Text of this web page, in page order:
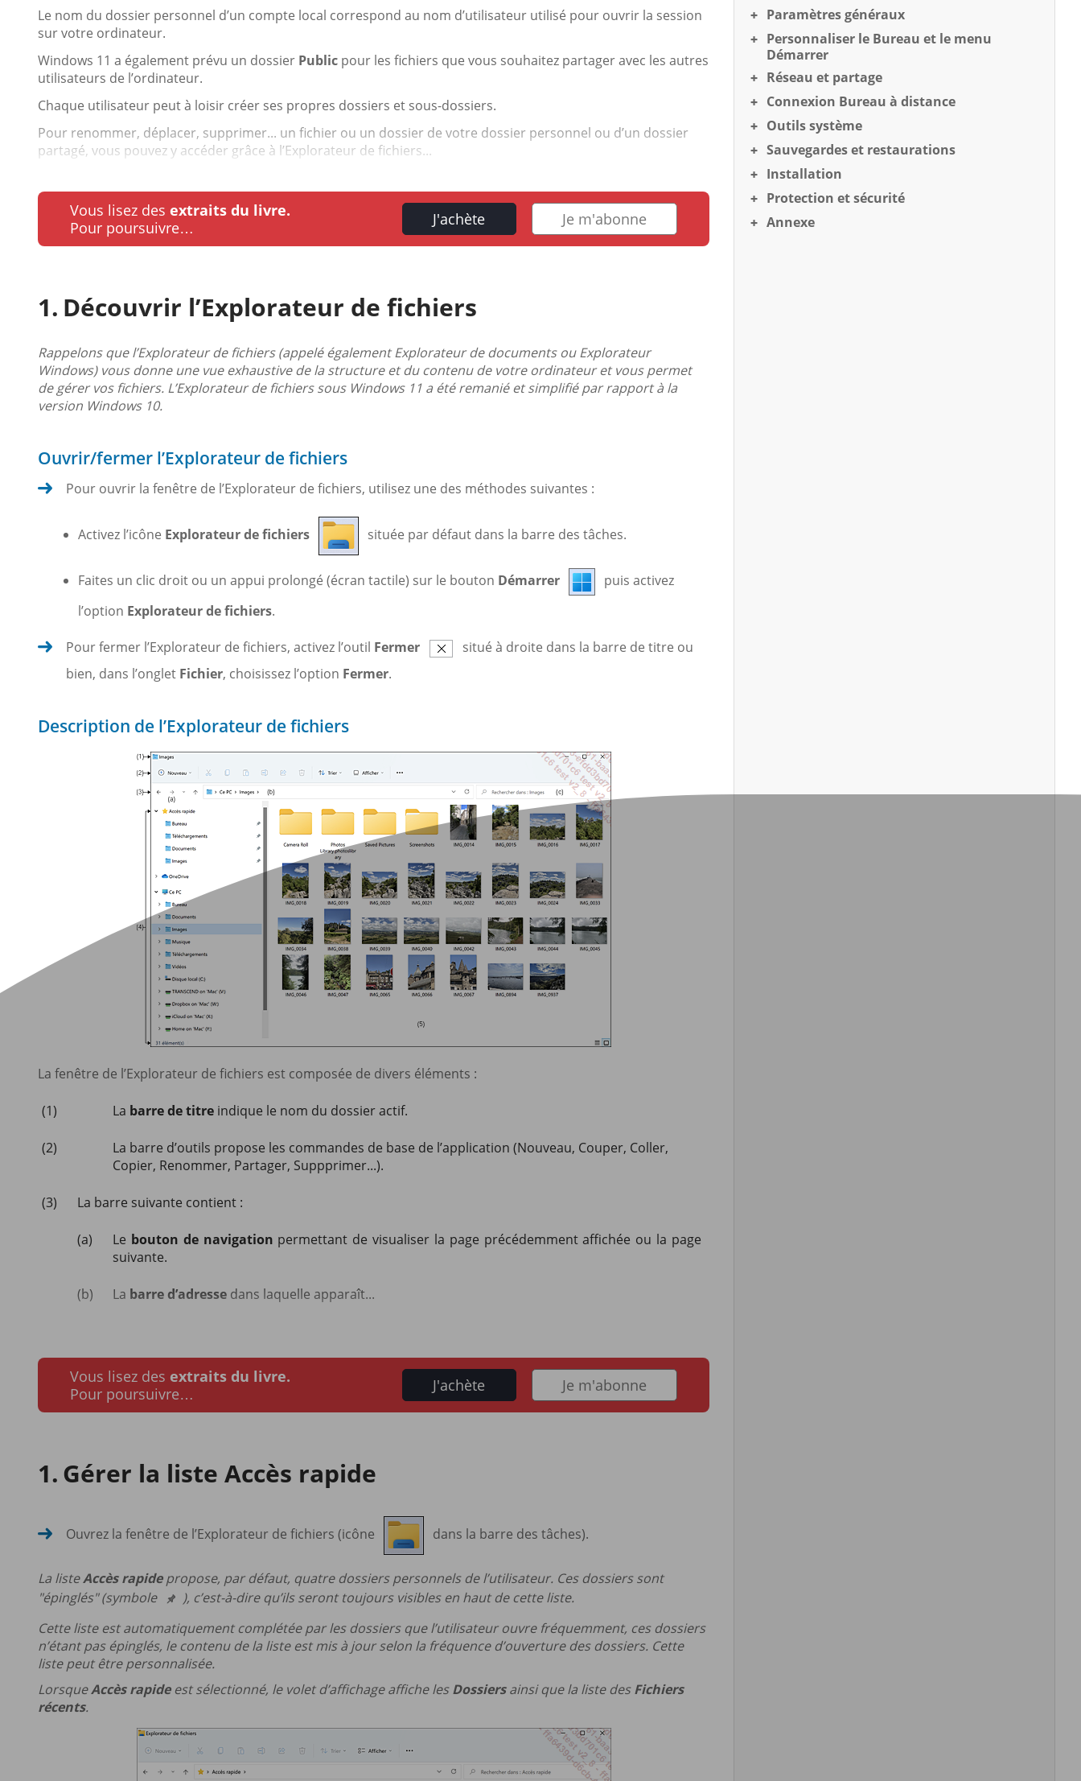
Le nom du dossier personnel d’un compte local correspond au nom d’utilisateur utilisé pour ouvrir la session
sur votre ordinateur.
Windows 11 a également prévu un dossier Public pour les fichiers que vous souhaitez partager avec les autres
utilisateurs de l’ordinateur.
Chaque utilisateur peut à loisir créer ses propres dossiers et sous-dossiers.
Pour renommer, déplacer, supprimer... un fichier ou un dossier de votre dossier personnel ou d’un dossier
partagé, vous pouvez y accéder grâce à l’Explorateur de fichiers...
Vous lisez des extraits du livre.
Pour poursuivre…
J'achète Je m'abonne
Découvrir l’Explorateur de fichiers
Rappelons que l’Explorateur de fichiers (appelé également Explorateur de documents ou Explorateur
Windows) vous donne une vue exhaustive de la structure et du contenu de votre ordinateur et vous permet
de gérer vos fichiers. L’Explorateur de fichiers sous Windows 11 a été remanié et simplifié par rapport à la
version Windows 10.
Ouvrir/fermer l’Explorateur de fichiers
Pour ouvrir la fenêtre de l’Explorateur de fichiers, utilisez une des méthodes suivantes :
Activez l’icône Explorateur de fichiers située par défaut dans la barre des tâches.
Faites un clic droit ou un appui prolongé (écran tactile) sur le bouton Démarrer
puis activez
l’option Explorateur de fichiers.
Pour fermer l’Explorateur de fichiers, activez l’outil Fermer
situé à droite dans la barre de titre ou
bien, dans l’onglet Fichier, choisissez l’option Fermer.
Description de l’Explorateur de fichiers
La fenêtre de l’Explorateur de fichiers est composée de divers éléments :
(1) La barre de titre indique le nom du dossier actif.
(2)
La barre d’outils propose les commandes de base de l’application (Nouveau, Couper, Coller,
Copier, Renommer, Partager, Suppprimer...).
(3) La barre suivante contient :
(a) Le bouton de navigation permettant de visualiser la page précédemment affichée ou la page
suivante.
(b) La barre d’adresse dans laquelle apparaît...
Vous lisez des extraits du livre.
Pour poursuivre…
J'achète Je m'abonne
Gérer la liste Accès rapide
Ouvrez la fenêtre de l’Explorateur de fichiers (icône dans la barre des tâches).
La listeAccès rapidepropose, par défaut, quatre dossiers personnels de l’utilisateur. Ces dossiers sont
"épinglés" (symbole
), c’est-à-dire qu’ils seront toujours visibles en haut de cette liste.
Cette liste est automatiquement complétée par les dossiers que l’utilisateur ouvre fréquemment, ces dossiers
n’étant pas épinglés, le contenu de la liste est mis à jour selon la fréquence d’ouverture des dossiers. Cette
liste peut être personnalisée.
LorsqueAccès rapideest sélectionné, le volet d’affichage affiche lesDossiersainsi que la liste desFichiers
récents.
Paramètres généraux
Personnaliser le Bureau et le menu
Démarrer
Réseau et partage
Connexion Bureau à distance
Outils système
Sauvegardes et restaurations
Installation
Protection et sécurité
Annexe